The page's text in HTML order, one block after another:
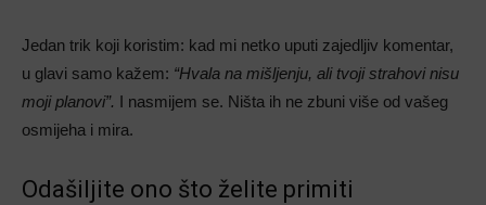
Jedan trik koji koristim: kad mi netko uputi zajedljiv komentar,
u glavi samo kažem: “Hvala na mišljenju, ali tvoji strahovi nisu
moji planovi”. I nasmijem se. Ništa ih ne zbuni više od vašeg
osmijeha i mira.
Odašiljite ono što želite primiti